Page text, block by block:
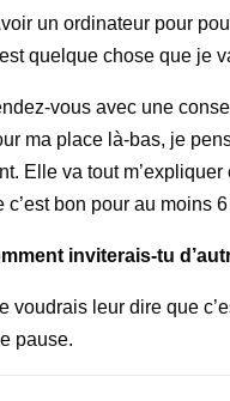
un ordinateur pour
quelque chose que je
vous avec une
ma place là-bas, je
Elle va tout
c’est bon pour au moins
inviterais-tu
voudrais leur dire que
pause.